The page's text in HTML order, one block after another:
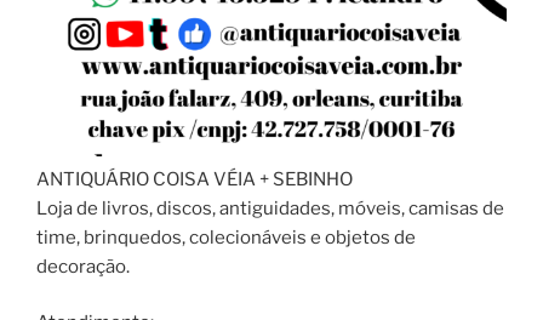
ANTIQUÁRIO COISA VÉIA + SEBINHO
Loja de livros, discos, antiguidades, móveis, camisas de
time, brinquedos, colecionáveis e objetos de
decoração.